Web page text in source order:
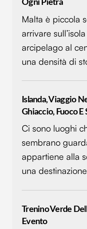
con altre informazioni
raccolto dal tuo
Ogni Pietra
Malta è piccola
arrivare
arcipelago al
una densità di
Islanda, Viaggio
Ghiaccio, Fuoco E
Ci sono luoghi
sembrano
appartiene alla
una
Trenino Verde
Evento